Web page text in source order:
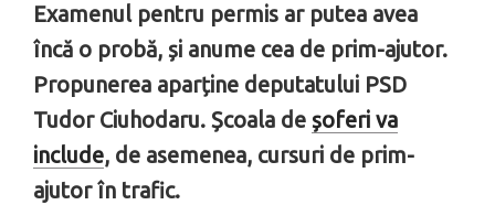
Examenul pentru permis ar putea avea
încă o probă, și anume cea de prim-ajutor.
Propunerea aparține deputatului PSD
Tudor Ciuhodaru. Școala de șoferi va
include, de asemenea, cursuri de prim-
ajutor în trafic.